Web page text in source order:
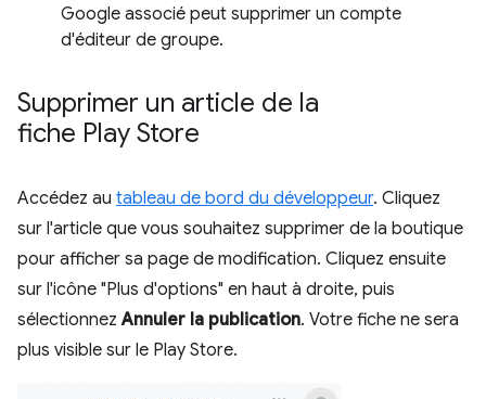
Google associé peut supprimer un compte
d'éditeur de groupe.
Supprimer un article de la
fiche Play Store
Accédez au tableau de bord du développeur. Cliquez
sur l'article que vous souhaitez supprimer de la boutique
pour afficher sa page de modification. Cliquez ensuite
sur l'icône "Plus d'options" en haut à droite, puis
sélectionnezAnnuler la publication. Votre fiche ne sera
plus visible sur le Play Store.